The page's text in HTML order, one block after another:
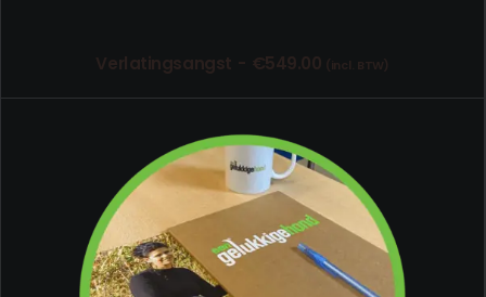
Verlatingsangst €549.00 (incl. BTW)
TOEVOEGEN AAN WINKELWAGEN